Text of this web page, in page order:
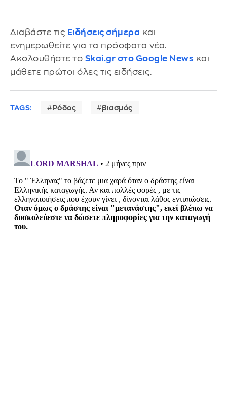
Διαβάστε τις Ειδήσεις σήμερα και
ενημερωθείτε για τα πρόσφατα νέα.
Ακολουθήστε το Skai.gr στο Google News και
μάθετε πρώτοι όλες τις ειδήσεις.
TAGS: Ρόδος βιασμός